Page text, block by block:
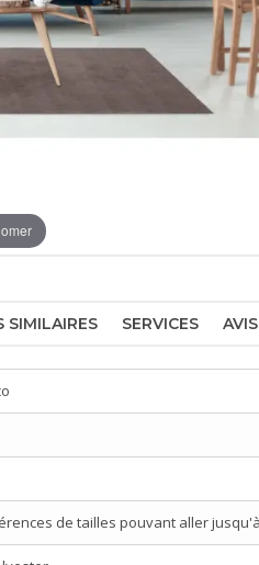
SIMILAIRES SERVICES AVIS
de tailles pouvant aller